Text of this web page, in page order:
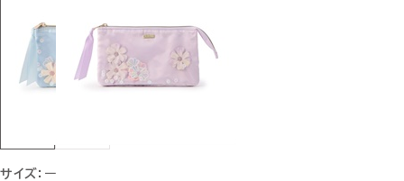
サイズ： ー